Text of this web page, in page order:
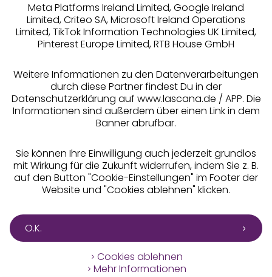
Alle Preise inkl. MwSt., zzgl.
Versandkosten
Meta Platforms Ireland Limited, Google Ireland
Limited, Criteo SA, Microsoft Ireland Operations
Limited, TikTok Information Technologies UK Limited,
Pinterest Europe Limited, RTB House GmbH
Weitere Informationen zu den Datenverarbeitungen
durch diese Partner findest Du in der
Datenschutzerklärung auf www.lascana.de / APP. Die
Informationen sind außerdem über einen Link in dem
Banner abrufbar.
Sie können Ihre Einwilligung auch jederzeit grundlos
mit Wirkung für die Zukunft widerrufen, indem Sie z. B.
auf den Button "Cookie-Einstellungen" im Footer der
Website und "Cookies ablehnen" klicken.
O.K.
Cookies ablehnen
Mehr Informationen